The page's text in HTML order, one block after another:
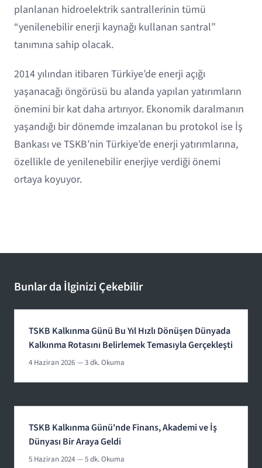
planlanan hidroelektrik santrallerinin tümü
“yenilenebilir enerji kaynağı kullanan santral”
tanımına sahip olacak.
2014 yılından itibaren Türkiye’de enerji açığı
yaşanacağı öngörüsü bu alanda yapılan yatırımların
önemini bir kat daha artırıyor. Ekonomik daralmanın
yaşandığı bir dönemde imzalanan bu protokol ise İş
Bankası ve TSKB’nin Türkiye’de enerji yatırımlarına,
özellikle de yenilenebilir enerjiye verdiği önemi
ortaya koyuyor.
Bunlar da İlginizi Çekebilir
TSKB Kalkınma Günü Bu Yıl Hızlı Dönüşen Dünyada
Kalkınma Rotasını Belirlemek Temasıyla Gerçekleşti
4 Haziran 2026 — 3 dk. Okuma
TSKB Kalkınma Günü'nde Finans, Akademi ve İş
Dünyası Bir Araya Geldi
5 Haziran 2024 — 5 dk. Okuma